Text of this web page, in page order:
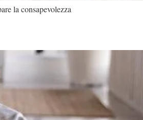
la consapevolezza